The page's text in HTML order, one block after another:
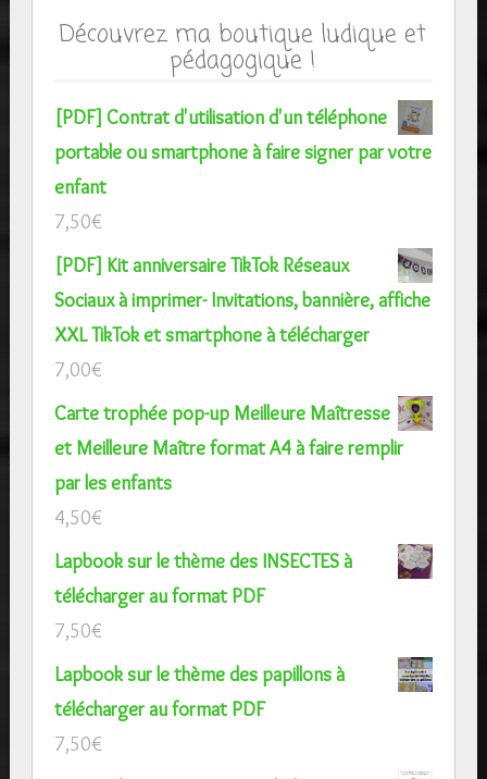
Découvrez ma boutique ludique et
pédagogique !
[PDF] Contrat d'utilisation d'un téléphone
portable ou smartphone à faire signer par votre
enfant
7,50€
[PDF] Kit anniversaire TikTok Réseaux
Sociaux à imprimer- Invitations, bannière, affiche
XXL TikTok et smartphone à télécharger
7,00€
Carte trophée pop-up Meilleure Maîtresse
et Meilleure Maître format A4 à faire remplir
par les enfants
4,50€
Lapbook sur le thème des INSECTES à
télécharger au format PDF
7,50€
Lapbook sur le thème des papillons à
télécharger au format PDF
7,50€